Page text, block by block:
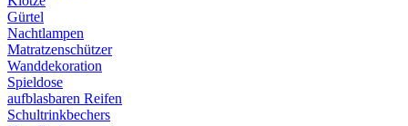
Gürtel
Nachtlampen
Matratzenschützer
Wanddekoration
Spieldose
aufblasbaren Reifen
Schultrinkbechers